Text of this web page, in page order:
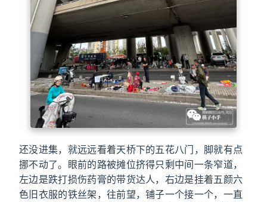
还没进集，就远远看着天桥下的五花八门，脚就有点
挪不动了。眼前的路被摊位挤得只剩中间一条窄道，
左边是跌打损伤药膏的带货达人，右边是挂着五颜六
色旧衣服的铁丝架，往前望，铺子一个接一个，一直